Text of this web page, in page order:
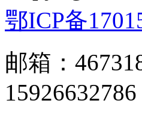
鄂ICP备
邮箱：
15926632786